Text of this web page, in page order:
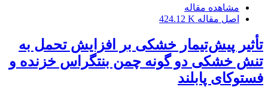
مشاهده مقاله
اصل مقاله 424.12 K
تأثیر پیش‌تیمار خشکی بر افزایش تحمل به
تنش خشکی دو گونه چمن بنتگراس خزنده و
فستوکای پابلند